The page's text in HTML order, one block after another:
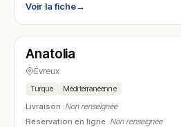
Voir la fiche→
N° 16
Anatolia
Évreux
Turque Méditerranéenne
Livraison :Non renseignée
Réservation en ligne :Non renseignée